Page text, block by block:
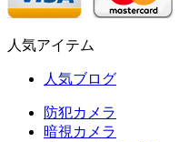
人気アイテム
人気ブログ
防犯カメラ
暗視カメラ